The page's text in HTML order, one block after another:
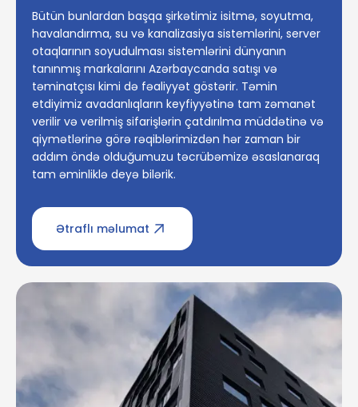
Bütün bunlardan başqa şirkətimiz isitmə, soyutma,
havalandırma, su və kanalizasiya sistemlərini, server
otaqlarının soyudulması sistemlərini dünyanın
tanınmış markalarını Azərbaycanda satışı və
təminatçısı kimi də fəaliyyət göstərir. Təmin
etdiyimiz avadanlıqların keyfiyyətinə tam zəmanət
verilir və verilmiş sifarişlərin çatdırılma müddətinə və
qiymətlərinə görə rəqiblərimizdən hər zaman bir
addım öndə olduğumuzu təcrübəmizə əsaslanaraq
tam əminliklə deyə bilərik.
Ətraflı məlumat